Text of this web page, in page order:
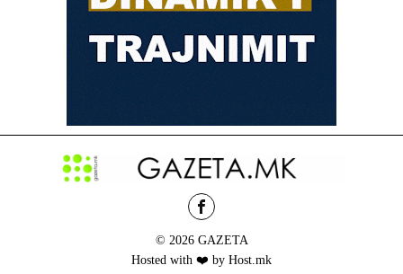
© 2026 GAZETA
Hosted with ❤️ by Host.mk